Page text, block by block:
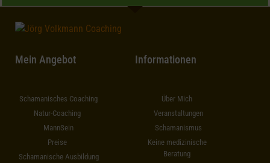
Mein Angebot
Schamanisches Coaching
Natur-Coaching
MannSein
Preise
Schamanische Ausbildung
Informationen
Über Mich
Veranstaltungen
Schamanismus
Keine medizinische
Beratung